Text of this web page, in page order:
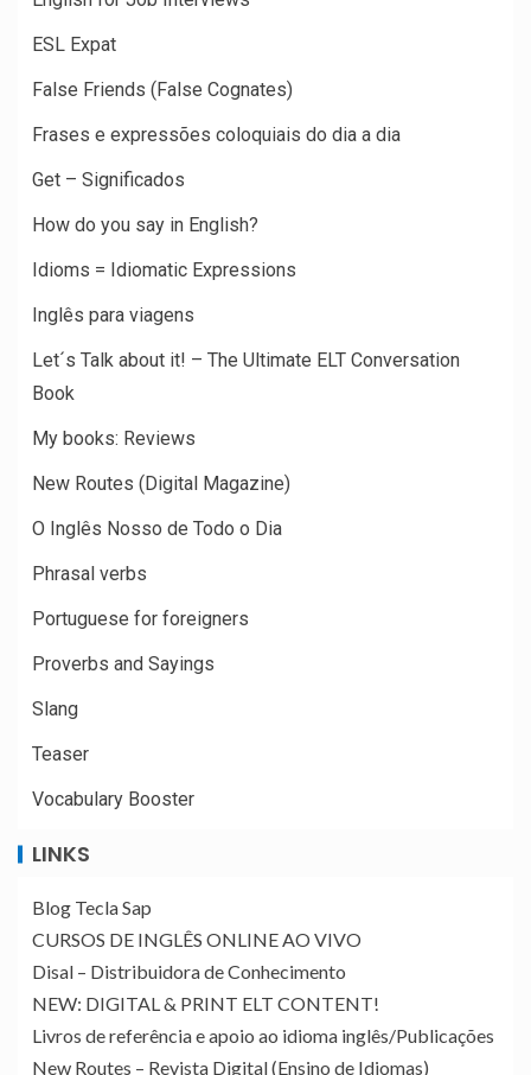
ESL Expat
False Friends (False Cognates)
Frases e expressões coloquiais do dia a dia
Get – Significados
How do you say in English?
Idioms = Idiomatic Expressions
Inglês para viagens
Let´s Talk about it! – The Ultimate ELT Conversation
Book
My books: Reviews
New Routes (Digital Magazine)
O Inglês Nosso de Todo o Dia
Phrasal verbs
Portuguese for foreigners
Proverbs and Sayings
Slang
Teaser
Vocabulary Booster
LINKS
Blog Tecla Sap
CURSOS DE INGLÊS ONLINE AO VIVO
Disal – Distribuidora de Conhecimento
NEW: DIGITAL & PRINT ELT CONTENT!
Livros de referência e apoio ao idioma inglês/Publicações
New Routes – Revista Digital (Ensino de Idiomas)